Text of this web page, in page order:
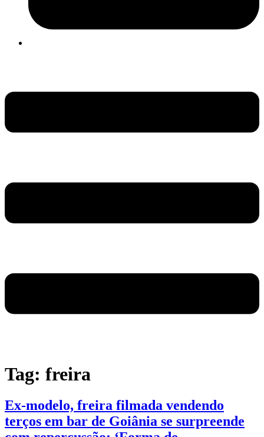
Tag: freira
Ex-modelo, freira filmada vendendo
terços em bar de Goiânia se surpreende